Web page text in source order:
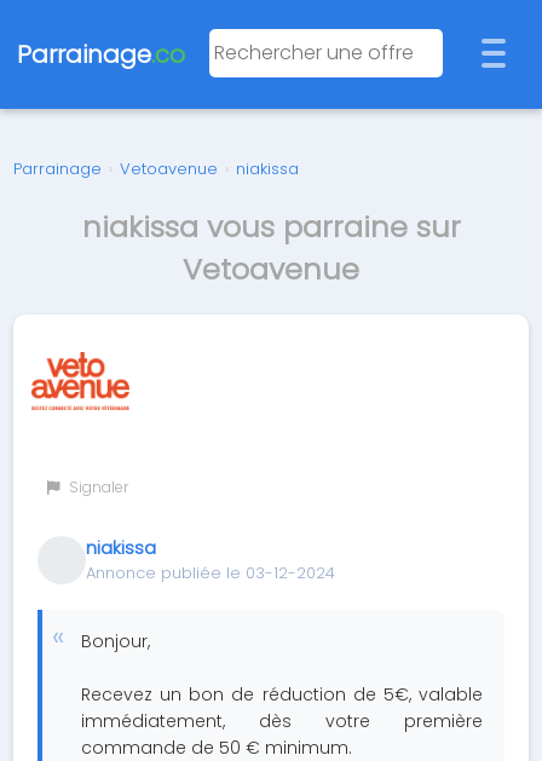
Parrainage.co
Parrainage › Vetoavenue › niakissa
niakissa vous parraine sur
Vetoavenue
Signaler
niakissa
Annonce publiée le 03-12-2024
Bonjour,
Recevez un bon de réduction de 5€, valable
immédiatement, dès votre première
commande de 50 € minimum.